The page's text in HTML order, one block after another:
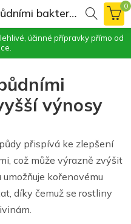
účinné přípravky přímo od
Očkování půdy půdními bakteriemi pro vyšší výnosy
0
výnosy
přispívá ke zlepšení
což může výrazně zvýšit
kořenovému
díky čemuž se rostliny